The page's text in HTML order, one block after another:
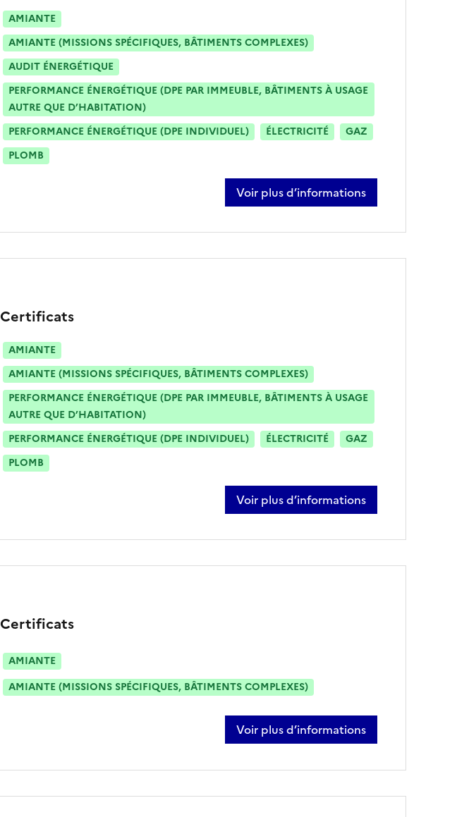
AMIANTE
AMIANTE (MISSIONS SPÉCIFIQUES, BÂTIMENTS COMPLEXES)
AUDIT ÉNERGÉTIQUE
PERFORMANCE ÉNERGÉTIQUE (DPE PAR IMMEUBLE, BÂTIMENTS À USAGE
AUTRE QUE D’HABITATION)
PERFORMANCE ÉNERGÉTIQUE (DPE INDIVIDUEL)
ÉLECTRICITÉ
GAZ
PLOMB
Voir plus d’informations
sur christophe herbeth
Certificats
AMIANTE
AMIANTE (MISSIONS SPÉCIFIQUES, BÂTIMENTS COMPLEXES)
PERFORMANCE ÉNERGÉTIQUE (DPE PAR IMMEUBLE, BÂTIMENTS À USAGE
AUTRE QUE D’HABITATION)
PERFORMANCE ÉNERGÉTIQUE (DPE INDIVIDUEL)
ÉLECTRICITÉ
GAZ
PLOMB
Voir plus d’informations
sur frédéric mercier
Certificats
AMIANTE
AMIANTE (MISSIONS SPÉCIFIQUES, BÂTIMENTS COMPLEXES)
Voir plus d’informations
sur david noire